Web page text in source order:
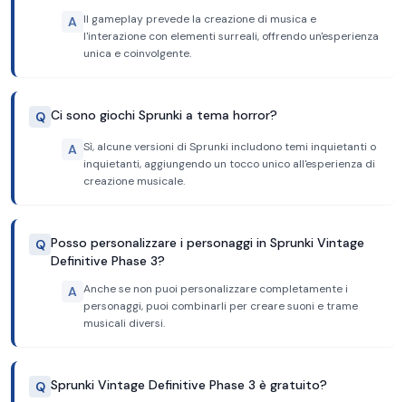
A Il gameplay prevede la creazione di musica e
l'interazione con elementi surreali, offrendo un'esperienza
unica e coinvolgente.
Q Ci sono giochi Sprunki a tema horror?
A Sì, alcune versioni di Sprunki includono temi inquietanti o
inquietanti, aggiungendo un tocco unico all'esperienza di
creazione musicale.
Q Posso personalizzare i personaggi in Sprunki Vintage
Definitive Phase 3?
A Anche se non puoi personalizzare completamente i
personaggi, puoi combinarli per creare suoni e trame
musicali diversi.
Q Sprunki Vintage Definitive Phase 3 è gratuito?